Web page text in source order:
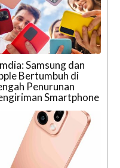
Samsung dan
Bertumbuh di
Penurunan
Smartphone